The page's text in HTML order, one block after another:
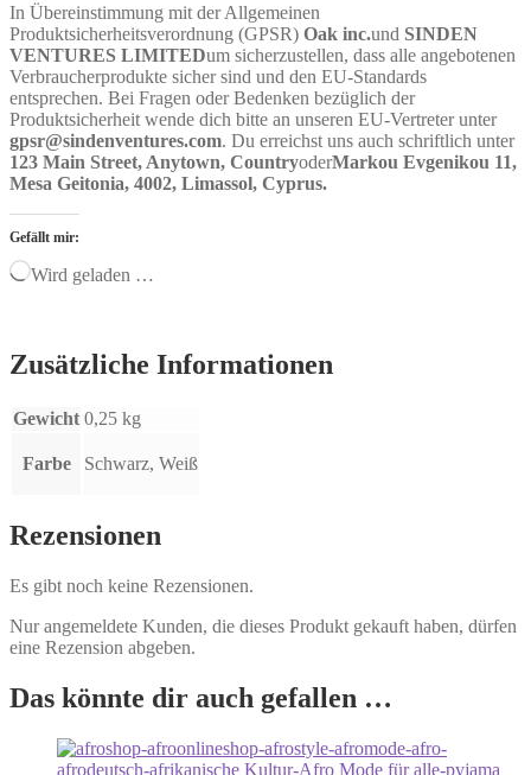
In Übereinstimmung mit der Allgemeinen
Produktsicherheitsverordnung (GPSR) Oak inc.und SINDEN
VENTURES LIMITEDum sicherzustellen, dass alle angebotenen
Verbraucherprodukte sicher sind und den EU-Standards
entsprechen. Bei Fragen oder Bedenken bezüglich der
Produktsicherheit wende dich bitte an unseren EU-Vertreter unter
gpsr@sindenventures.com. Du erreichst uns auch schriftlich unter
123 Main Street, Anytown, CountryoderMarkou Evgenikou 11,
Mesa Geitonia, 4002, Limassol, Cyprus.
Gefällt mir:
Wird geladen …
Zusätzliche Informationen
Gewicht 0,25 kg
Farbe Schwarz, Weiß
Rezensionen
Es gibt noch keine Rezensionen.
Nur angemeldete Kunden, die dieses Produkt gekauft haben, dürfen
eine Rezension abgeben.
Das könnte dir auch gefallen …